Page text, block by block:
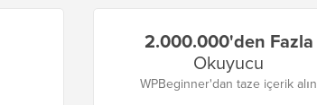
Kenar
Çubuğu
2.000.000'den Fazla
Okuyucu
WPBeginner'dan taze içerik alın